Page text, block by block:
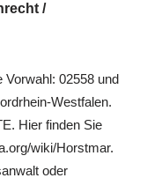
/
02558 und
Westfalen.
Hier finden Sie
wiki/Horstmar.
oder